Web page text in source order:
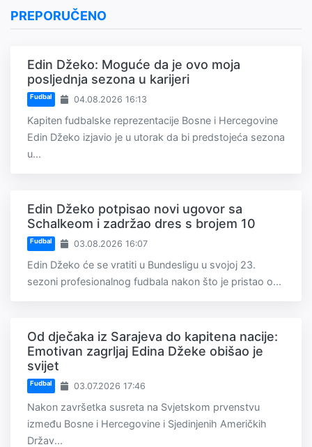
PREPORUČENO
Edin Džeko: Moguće da je ovo moja
posljednja sezona u karijeri
Fudbal 04.08.2026 16:13
Kapiten fudbalske reprezentacije Bosne i Hercegovine
Edin Džeko izjavio je u utorak da bi predstojeća sezona
u...
Edin Džeko potpisao novi ugovor sa
Schalkeom i zadržao dres s brojem 10
Fudbal 03.08.2026 16:07
Edin Džeko će se vratiti u Bundesligu u svojoj 23.
sezoni profesionalnog fudbala nakon što je pristao o...
Od dječaka iz Sarajeva do kapitena nacije:
Emotivan zagrljaj Edina Džeke obišao je
svijet
Fudbal 03.07.2026 17:46
Nakon završetka susreta na Svjetskom prvenstvu
između Bosne i Hercegovine i Sjedinjenih Američkih
Držav...